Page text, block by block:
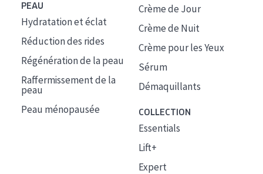
PEAU
Hydratation et éclat
Réduction des rides
Régénération de la peau
Raffermissement de la
peau
Peau ménopausée
Crème de Jour
Crème de Nuit
Crème pour les Yeux
Sérum
Démaquillants
COLLECTION
Essentials
Lift+
Expert